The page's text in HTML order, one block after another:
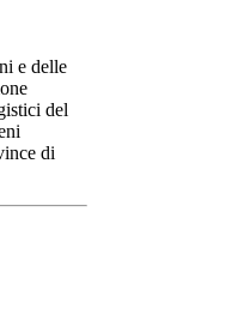
e delle
del
di